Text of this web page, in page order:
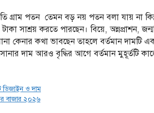
গ্রাম পতন তেমন বড় নয় পতন বলা যায় না
সাশ্রয় করতে পারছেন। বিয়ে, অন্নপ্রাশন,
কেনার কথা ভাবছেন তাহলে বর্তমান দামটি
দাম আরও বৃদ্ধির আগে বর্তমান মুহূর্তটি
ডিজাইন ও দাম
বাজার ২০২৬